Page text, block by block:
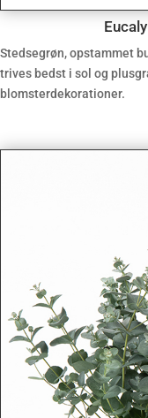
Stedsegrøn, opstammet
trives bedst i sol og
blomsterdekorationer.